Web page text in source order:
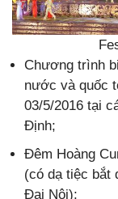
Chương trình
nước và quốc
03/5/2016 tại
Định;
Đêm Hoàng
(có dạ tiệc bắt
Đại Nội);